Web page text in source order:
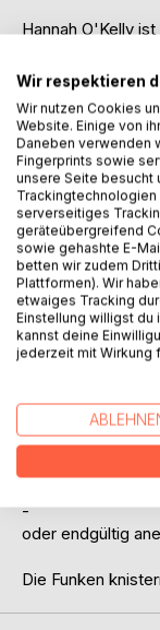
Hannah O'Kelly
den Rücken
ihren kleinen
einem Punkt in
unmöglich
aushalten zu
Umso schlimmer
Manchester
etablierten Verlag
aufkommen, da
Diesem
Verlag arbeitet,
Situation
Creed schwor
wieder Gefühle
-
oder endgültig
Die Funken
Wir respektieren
Wir nutzen Cookies
Website. Einige von
Daneben verwenden
Fingerprints sowie
unsere Seite besucht
serverseitiges
geräteübergreifend
sowie gehashte E-
betten wir zudem
Plattformen). Wir
etwaiges Tracking
Einstellung willigst du
kannst deine
jederzeit mit Wirkung